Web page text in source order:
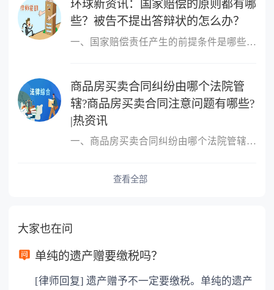
环球新资讯：国家赔偿的原则都有哪
些？被告不提出答辩状的怎么办？
一、国家赔偿责任产生的前提条件是哪些国家赔偿责任产生的前提条件
商品房买卖合同纠纷由哪个法院管
辖?商品房买卖合同注意问题有哪些?
|热资讯
一、商品房买卖合同纠纷由哪个法院管辖?很多人的概念中，只要是房屋
查看全部
大家也在问
单纯的遗产赠要缴税吗？
[律师回复] 遗产赠予不一定要缴税。单纯的遗产